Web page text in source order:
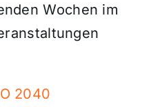
Wochen im
2040